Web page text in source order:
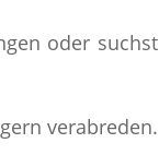
oder suchst
verabreden.